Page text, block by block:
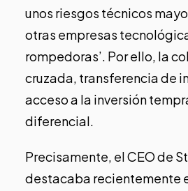
unos riesgos técnicos
otras empresas
rompedoras’. Por ello, la
cruzada, transferencia de
acceso a la inversión
diferencial.
Precisamente, el CEO de
destacaba recientemente